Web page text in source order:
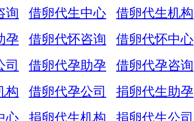
询
借卵代生中心 借卵代生机构
孕
借卵代怀咨询 借卵代怀中心
司
借卵代孕助孕 借卵代孕咨询
构
借卵代孕公司 捐卵代生助孕
心
捐卵代生机构 捐卵代生公司